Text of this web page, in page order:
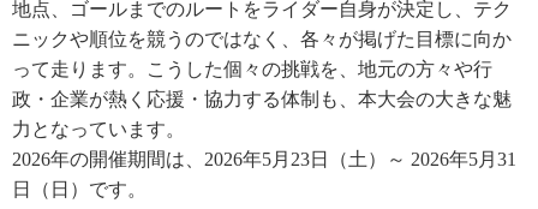
地点、ゴールまでのルートをライダー自身が決定し、テク
ニックや順位を競うのではなく、各々が掲げた目標に向か
って走ります。こうした個々の挑戦を、地元の方々や行
政・企業が熱く応援・協力する体制も、本大会の大きな魅
力となっています。
2026年の開催期間は、2026年5月23日（土）～ 2026年5月31
日（日）です。